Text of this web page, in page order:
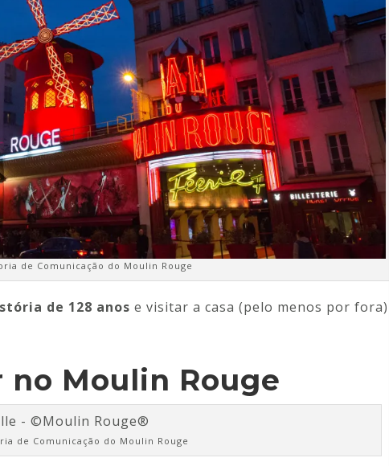
de Comunicação do Moulin Rouge
de 128 anos e visitar a casa (pelo menos por fora)
no Moulin Rouge
de Comunicação do Moulin Rouge